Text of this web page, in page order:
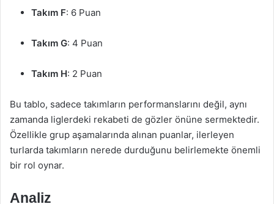
Takım F: 6 Puan
Takım G: 4 Puan
Takım H: 2 Puan
Bu tablo, sadece takımların performanslarını değil, aynı
zamanda liglerdeki rekabeti de gözler önüne sermektedir.
Özellikle grup aşamalarında alınan puanlar, ilerleyen
turlarda takımların nerede durduğunu belirlemekte önemli
bir rol oynar.
Analiz